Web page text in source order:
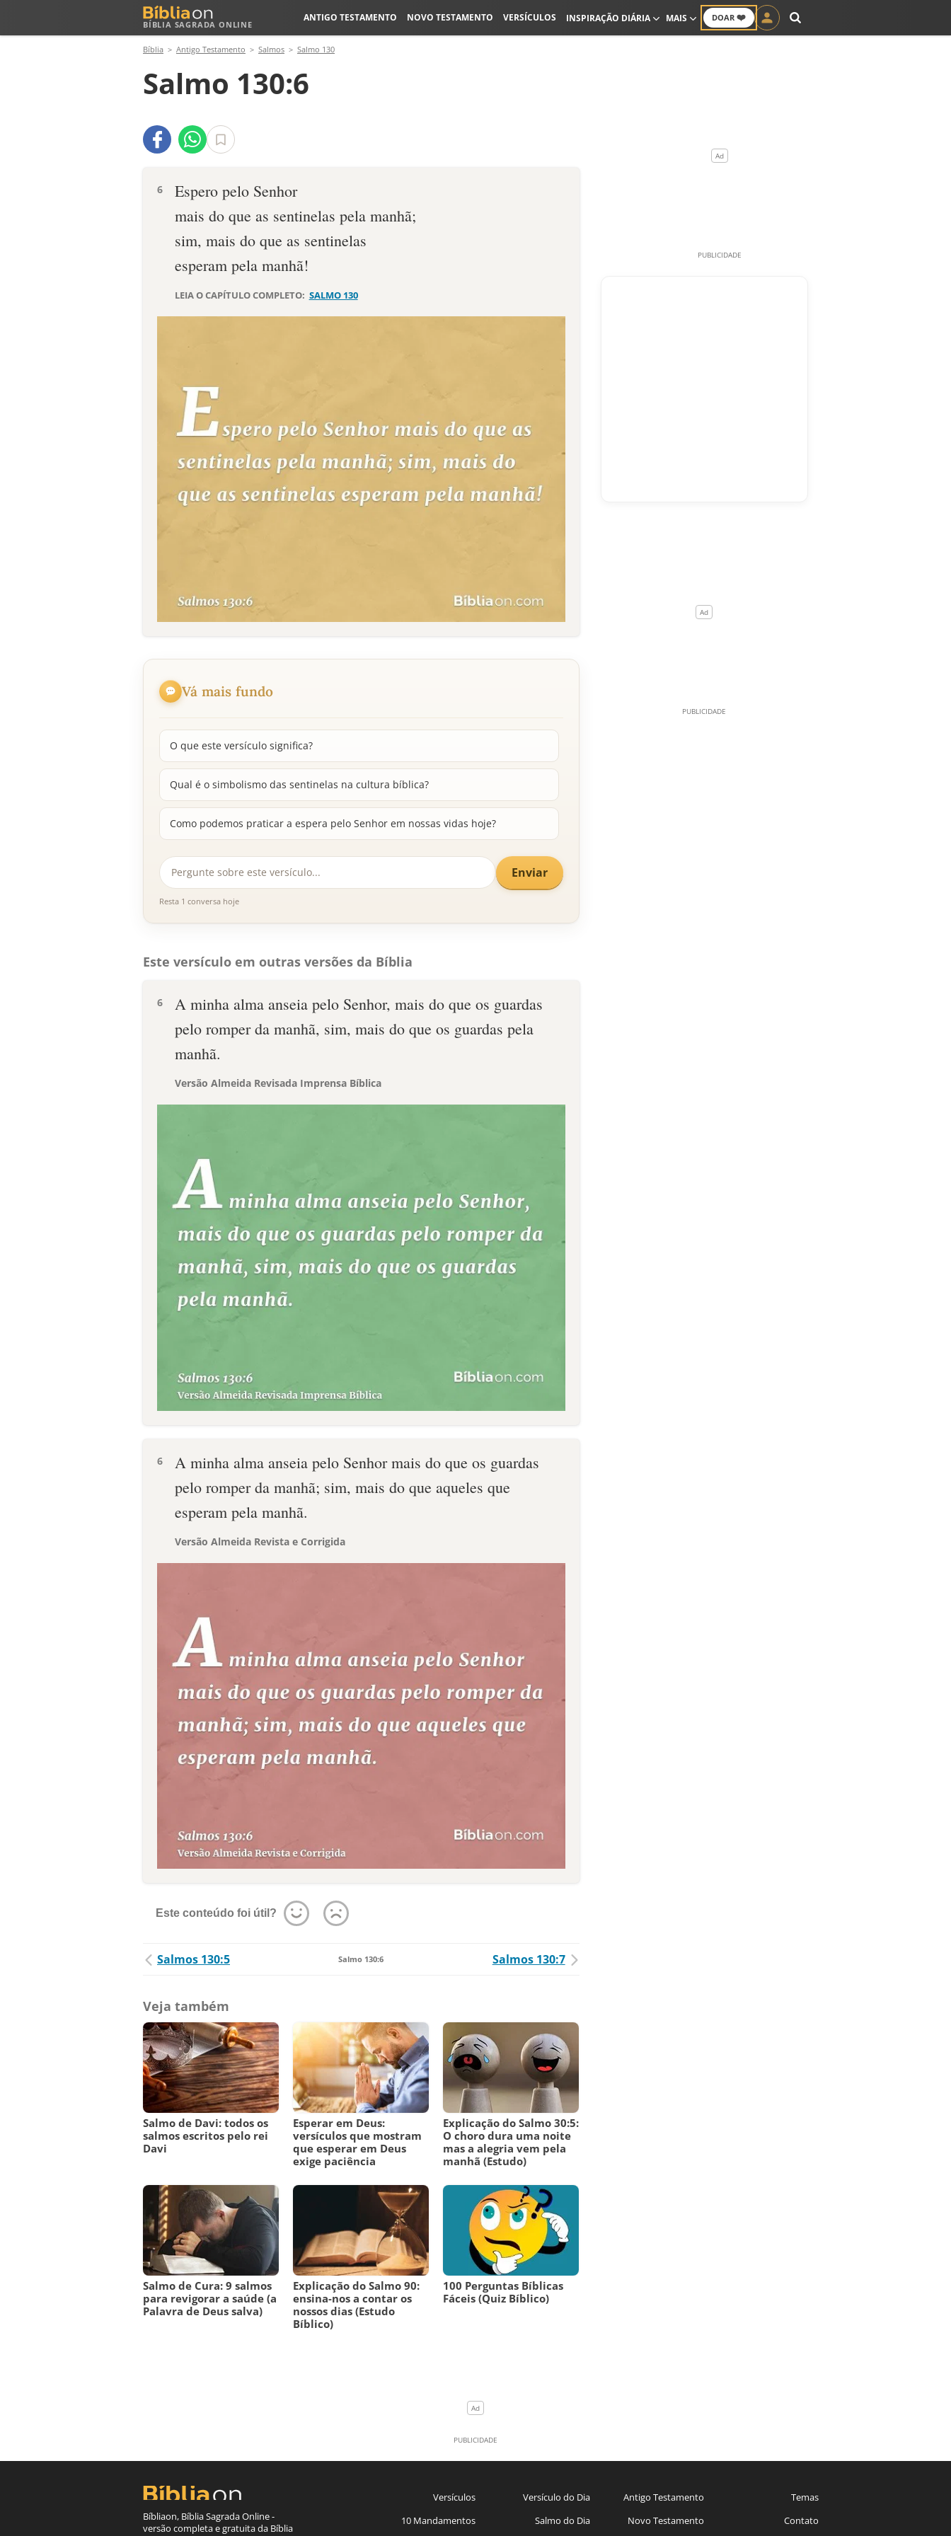
BÍBLIA SAGRADA ONLINE
DOAR ❤️
ANTIGO TESTAMENTO NOVO TESTAMENTO VERSÍCULOS INSPIRAÇÃO DIÁRIA MAIS
Bíblia Antigo Testamento Salmos Salmo 130
Salmo 130:6
6
Espero pelo Senhor
mais do que as sentinelas pela manhã;
sim, mais do que as sentinelas
esperam pela manhã!
LEIA O CAPÍTULO COMPLETO: SALMO 130
Vá mais fundo
O que este versículo significa?
Qual é o simbolismo das sentinelas na cultura bíblica?
Como podemos praticar a espera pelo Senhor em nossas vidas hoje?
Enviar
Resta 1 conversa hoje
Este versículo em outras versões da Bíblia
6
A minha alma anseia pelo Senhor, mais do que os guardas
pelo romper da manhã, sim, mais do que os guardas pela
manhã.
Versão Almeida Revisada Imprensa Bíblica
6
A minha alma anseia pelo Senhor mais do que os guardas
pelo romper da manhã; sim, mais do que aqueles que
esperam pela manhã.
Versão Almeida Revista e Corrigida
Este conteúdo foi útil?
Salmos 130:5 Salmo 130:6 Salmos 130:7
Veja também
Salmo de Davi: todos os
salmos escritos pelo rei
Davi
Esperar em Deus:
versículos que mostram
que esperar em Deus
exige paciência
Explicação do Salmo 30:5:
O choro dura uma noite
mas a alegria vem pela
manhã (Estudo)
Salmo de Cura: 9 salmos
para revigorar a saúde (a
Palavra de Deus salva)
Explicação do Salmo 90:
ensina-nos a contar os
nossos dias (Estudo
Bíblico)
100 Perguntas Bíblicas
Fáceis (Quiz Bíblico)
Bíbliaon, Bíblia Sagrada Online -
versão completa e gratuita da Bíblia
Versículos
10 Mandamentos
Versículo do Dia
Salmo do Dia
Antigo Testamento
Novo Testamento
Temas
Contato